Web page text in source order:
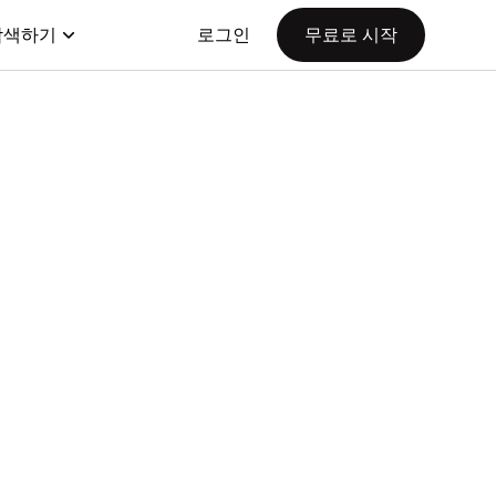
하기 로그인 무료로 시작